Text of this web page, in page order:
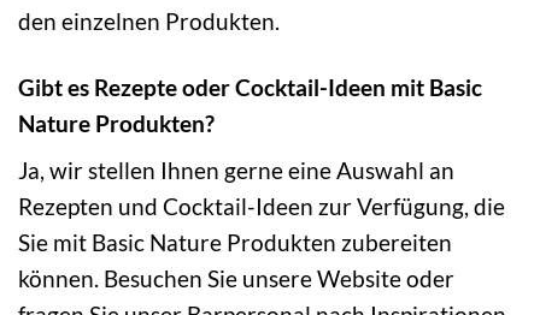
den einzelnen Produkten.
Gibt es Rezepte oder Cocktail-Ideen mit Basic
Nature Produkten?
Ja, wir stellen Ihnen gerne eine Auswahl an
Rezepten und Cocktail-Ideen zur Verfügung, die
Sie mit Basic Nature Produkten zubereiten
können. Besuchen Sie unsere Website oder